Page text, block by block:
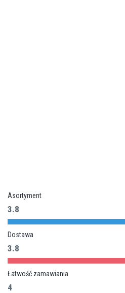
Asortyment
3.8
Dostawa
3.8
Łatwość zamawiania
4